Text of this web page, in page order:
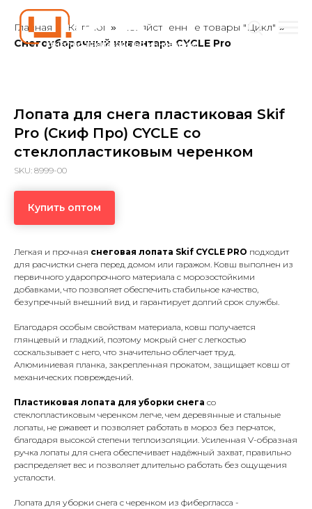
Главная Каталог » Хозяйственные товары "Цикл" »
Снегоуборочный инвентарь CYCLE Pro
Лопата для снега пластиковая Skif
Pro (Скиф Про) СYCLE со
стеклопластиковым черенком
SKU: 8999-00
Купить оптом
Легкая и прочная снеговая лопата Skif CYCLE PRO подходит
для расчистки снега перед домом или гаражом. Ковш выполнен из
первичного ударопрочного материала с морозостойкими
добавками, что позволяет обеспечить стабильное качество,
безупречный внешний вид и гарантирует долгий срок службы.
Благодаря особым свойствам материала, ковш получается
глянцевый и гладкий, поэтому мокрый снег с легкостью
соскальзывает с него, что значительно облегчает труд.
Алюминиевая планка, закрепленная прокатом, защищает ковш от
механических повреждений.
Пластиковая лопата для уборки снега со
стеклопластиковым черенком легче, чем деревянные и стальные
лопаты, не ржавеет и позволяет работать в мороз без перчаток,
благодаря высокой степени теплоизоляции. Усиленная V-образная
ручка лопаты для снега обеспечивает надёжный захват, правильно
распределяет вес и позволяет длительно работать без ощущения
усталости.
Лопата для уборки снега с черенком из фибергласса -